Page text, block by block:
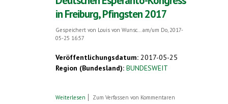
in Freiburg, Pfingsten 2017
Gespeichert von Louis von Wunsc...am/um Do, 2017-
05-25 16:57
Veröffentlichungsdatum: 2017-05-25
Region (Bundesland): BUNDESWEIT
Weiterlesen über Bald eine Million Esperanto-Lerner
Zum Verfassen von Kommentaren